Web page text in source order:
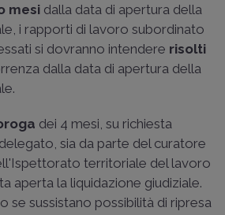
mesi dalla data di apertura della
i rapporti di lavoro subordinato
si dovranno intendere risolti
dalla data di apertura della
dei 4 mesi, su richiesta
sia da parte del curatore
territoriale del lavoro
aperta la liquidazione giudiziale.
se sussistano possibilità di ripresa